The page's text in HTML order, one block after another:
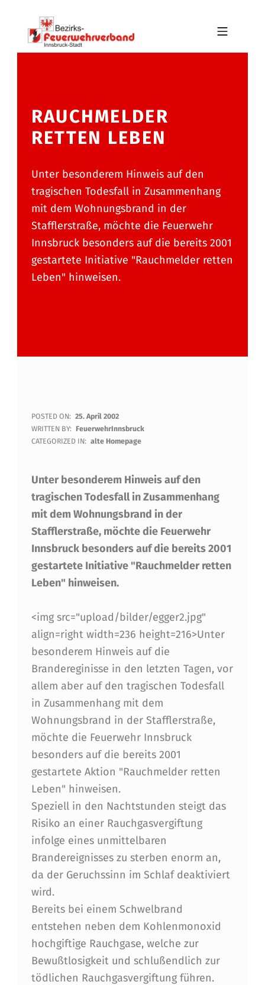
Skip to main navigation
Skip to main content
Skip to footer
BFV INNSBRUCK-STADT
RAUCHMELDER
RETTEN LEBEN
Unter besonderem Hinweis auf den
tragischen Todesfall in Zusammenhang
mit dem Wohnungsbrand in der
Stafflerstraße, möchte die Feuerwehr
Innsbruck besonders auf die bereits 2001
gestartete Initiative "Rauchmelder retten
Leben" hinweisen.
R
A
C
H
M
E
L
D
E
R
R
E
T
T
E
N
L
E
B
E
N
POSTED ON: 25. April 2002
WRITTEN BY: FeuerwehrInnsbruck
CATEGORIZED IN: alte Homepage
Unter besonderem Hinweis auf den
tragischen Todesfall in Zusammenhang
mit dem Wohnungsbrand in der
Stafflerstraße, möchte die Feuerwehr
Innsbruck besonders auf die bereits 2001
gestartete Initiative "Rauchmelder retten
Leben" hinweisen.
<img src="upload/bilder/egger2.jpg"
align=right width=236 height=216>Unter
besonderem Hinweis auf die
Brandereginisse in den letzten Tagen, vor
allem aber auf den tragischen Todesfall
in Zusammenhang mit dem
Wohnungsbrand in der Stafflerstraße,
möchte die Feuerwehr Innsbruck
besonders auf die bereits 2001
gestartete Aktion "Rauchmelder retten
Leben" hinweisen.
Speziell in den Nachtstunden steigt das
Risiko an einer Rauchgasvergiftung
infolge eines unmittelbaren
Brandereignisses zu sterben enorm an,
da der Geruchssinn im Schlaf deaktiviert
wird.
Bereits bei einem Schwelbrand
entstehen neben dem Kohlenmonoxid
hochgiftige Rauchgase, welche zur
Bewußtlosigkeit und schlußendlich zur
tödlichen Rauchgasvergiftung führen.